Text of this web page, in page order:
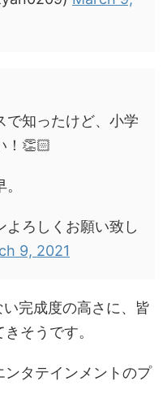
で知ったけど、小学
！👏🏻
ろしくお願い致し
9, 2021
完成度の高さに、皆
そうです。
タテインメントのプ